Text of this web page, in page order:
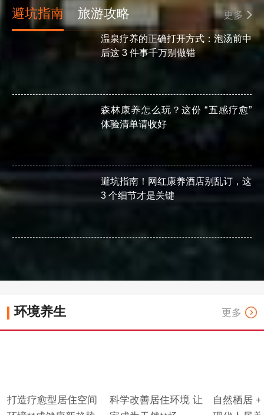
更多
避坑指南 旅游攻略
温泉疗养的正确打开方式：泡汤前中
后这 3 件事千万别做错
森林康养怎么玩？这份 “五感疗愈”
体验清单请收好
避坑指南！网红康养酒店别乱订，这
3 个细节才是关键
环境养生 更多
打造疗愈型居住空间
科学改善居住环境 让
自然栖居